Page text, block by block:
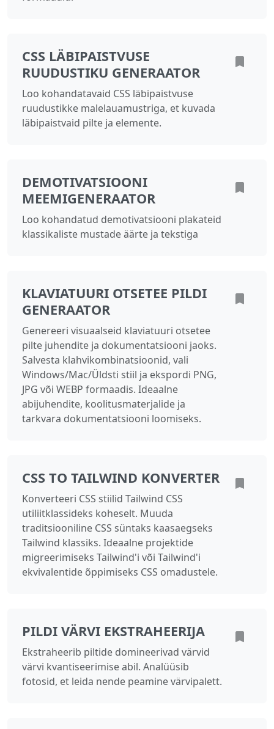
CSS LÄBIPAISTVUSE
RUUDUSTIKU GENERAATOR
Loo kohandatavaid CSS läbipaistvuse
ruudustikke malelauamustriga, et kuvada
läbipaistvaid pilte ja elemente.
DEMOTIVATSIOONI
MEEMIGENERAATOR
Loo kohandatud demotivatsiooni plakateid
klassikaliste mustade äärte ja tekstiga
KLAVIATUURI OTSETEE PILDI
GENERAATOR
Genereeri visuaalseid klaviatuuri otsetee
pilte juhendite ja dokumentatsiooni jaoks.
Salvesta klahvikombinatsioonid, vali
Windows/Mac/Üldsti stiil ja ekspordi PNG,
JPG või WEBP formaadis. Ideaalne
abijuhendite, koolitusmaterjalide ja
tarkvara dokumentatsiooni loomiseks.
CSS TO TAILWIND KONVERTER
Konverteeri CSS stiilid Tailwind CSS
utiliitklassideks koheselt. Muuda
traditsiooniline CSS süntaks kaasaegseks
Tailwind klassiks. Ideaalne projektide
migreerimiseks Tailwind'i või Tailwind'i
ekvivalentide õppimiseks CSS omadustele.
PILDI VÄRVI EKSTRAHEERIJA
Ekstraheerib piltide domineerivad värvid
värvi kvantiseerimise abil. Analüüsib
fotosid, et leida nende peamine värvipalett.